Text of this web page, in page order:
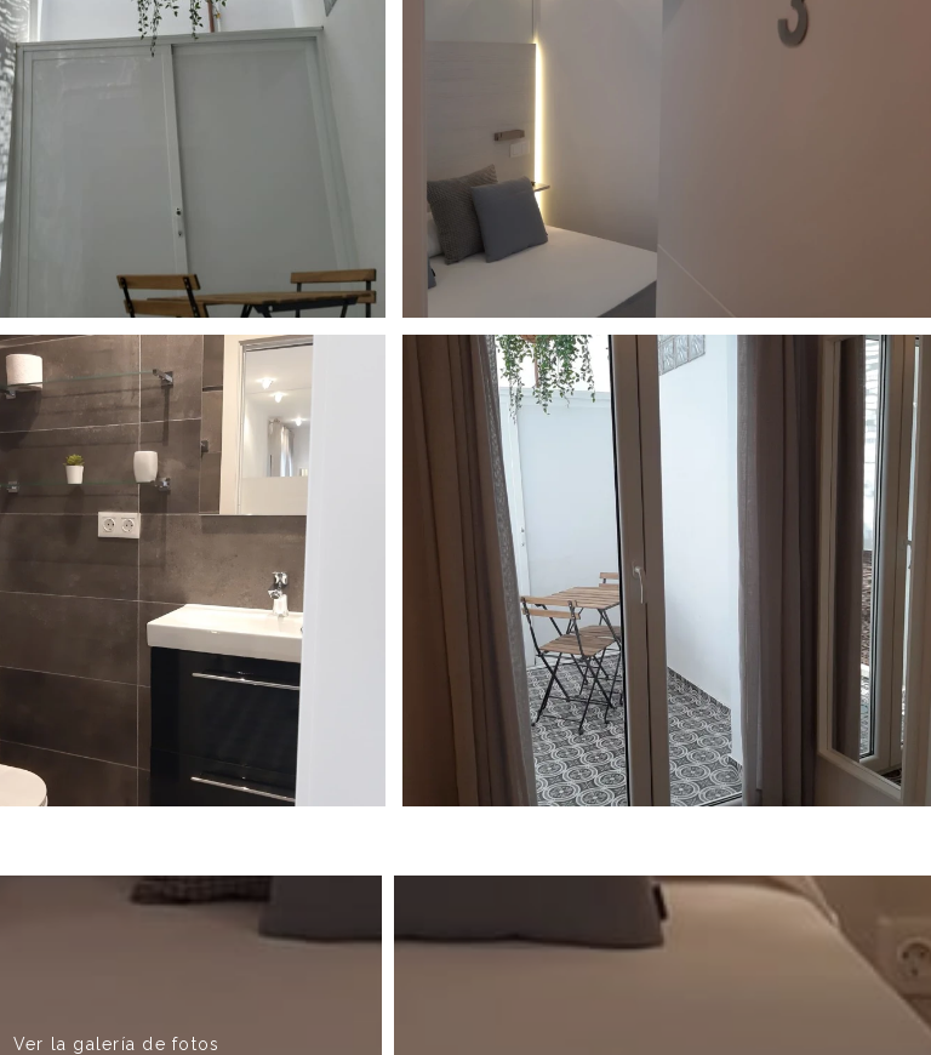
Ver la galería de fotos